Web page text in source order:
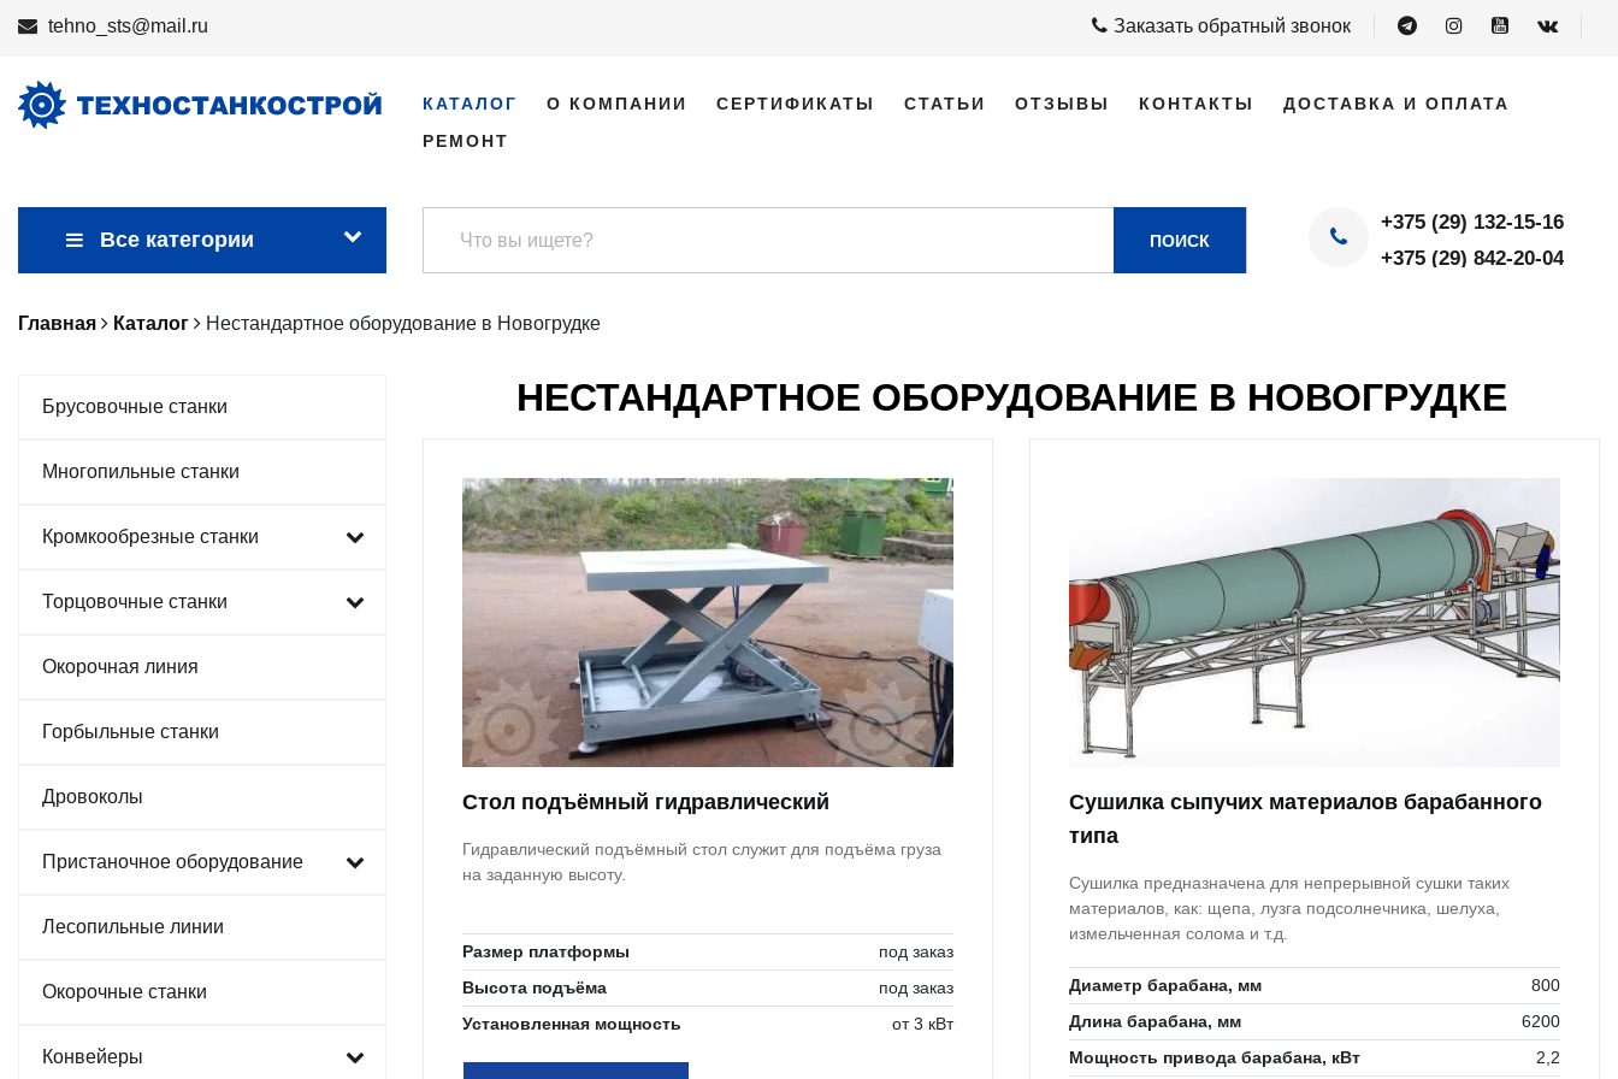
tehno_sts@mail.ru Заказать обратный звонок
КАТАЛОГ О КОМПАНИИ СЕРТИФИКАТЫ СТАТЬИ ОТЗЫВЫ КОНТАКТЫ
ДОСТАВКА И ОПЛАТА
РЕМОНТ
Все категории ПОИСК
+375 (29) 132-15-16
+375 (29) 842-20-04
Главная Каталог Нестандартное оборудование в Новогрудке
Брусовочные станки
Многопильные станки
Кромкообрезные станки
Торцовочные станки
Окорочная линия
Горбыльные станки
Дровоколы
Пристаночное оборудование
Лесопильные линии
Окорочные станки
Конвейеры
НЕСТАНДАРТНОЕ ОБОРУДОВАНИЕ В НОВОГРУДКЕ
Стол подъёмный гидравлический
Гидравлический подъёмный стол служит для подъёма груза
на заданную высоту.
Размер платформы
под заказ
Высота подъёма
под заказ
Установленная мощность
от 3 кВт
Сушилка сыпучих материалов барабанного
типа
Сушилка предназначена для непрерывной сушки таких
материалов, как: щепа, лузга подсолнечника, шелуха,
измельченная солома и т.д.
Диаметр барабана, мм
800
Длина барабана, мм
6200
Мощность привода барабана, кВт
2,2